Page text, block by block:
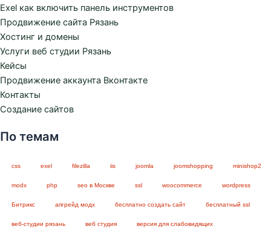
Exel как включить панель инструментов
Продвижение сайта Рязань
Хостинг и домены
Услуги веб студии Рязань
Кейсы
Продвижение аккаунта Вконтакте
Контакты
Создание сайтов
По темам
css exel filezilla iis joomla joomshopping minishop2
modx php seo в Москве ssl woocommerce wordpress
Битрикс апгрейд модх бесплатно создать сайт бесплатный ssl
веб-студии рязань веб студия версия для слабовидящих